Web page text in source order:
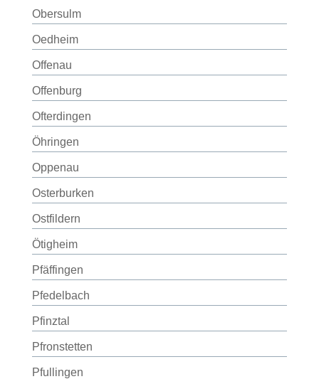
Obersulm
Oedheim
Offenau
Offenburg
Ofterdingen
Öhringen
Oppenau
Osterburken
Ostfildern
Ötigheim
Pfäffingen
Pfedelbach
Pfinztal
Pfronstetten
Pfullingen